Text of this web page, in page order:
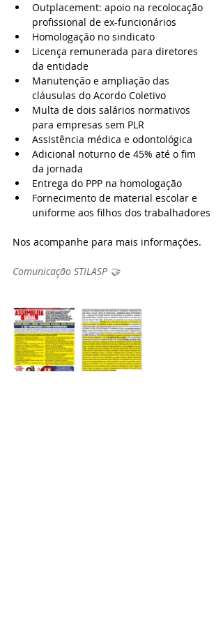
Outplacement: apoio na recolocação
profissional de ex-funcionários
Homologação no sindicato
Licença remunerada para diretores
da entidade
Manutenção e ampliação das
cláusulas do Acordo Coletivo
Multa de dois salários normativos
para empresas sem PLR
Assistência médica e odontológica
Adicional noturno de 45% até o fim
da jornada
Entrega do PPP na homologação
Fornecimento de material escolar e
uniforme aos filhos dos trabalhadores
Nos acompanhe para mais informações.
Comunicação STILASP 🤝